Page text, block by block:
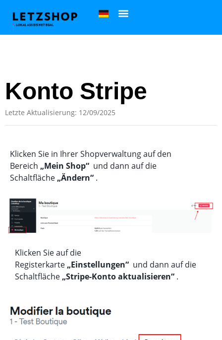
Konto Stripe
Letzte Aktualisierung: 12/09/2025
Klicken Sie in Ihrer Shopverwaltung auf den
Bereich „Mein Shop“ und dann auf die
Schaltfläche „Ändern“ .
Klicken Sie auf die
Registerkarte„Einstellungen“ und dann auf die
Schaltfläche„Stripe-Konto aktualisieren“ .